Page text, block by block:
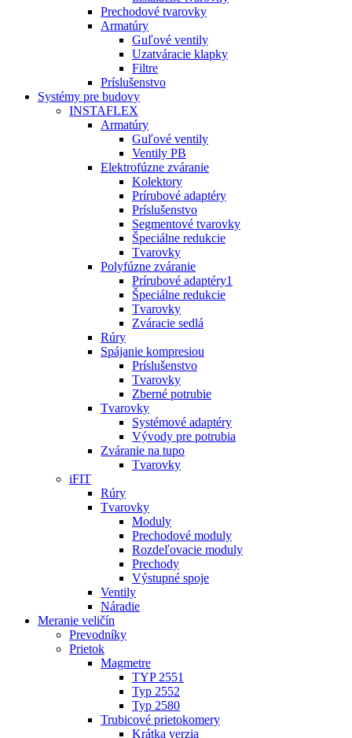
Prechodové tvarovky
Armatúry
Guľové ventily
Uzatváracie klapky
Filtre
Príslušenstvo
Systémy pre budovy
INSTAFLEX
Armatúry
Guľové ventily
Ventily PB
Elektrofúzne zváranie
Kolektory
Prírubové adaptéry
Príslušenstvo
Segmentové tvarovky
Špeciálne redukcie
Tvarovky
Polyfúzne zváranie
Prírubové adaptéry1
Špeciálne redukcie
Tvarovky
Zváracie sedlá
Rúry
Spájanie kompresiou
Príslušenstvo
Tvarovky
Zberné potrubie
Tvarovky
Systémové adaptéry
Vývody pre potrubia
Zváranie na tupo
Tvarovky
iFIT
Rúry
Tvarovky
Moduly
Prechodové moduly
Rozdeľovacie moduly
Prechody
Výstupné spoje
Ventily
Náradie
Meranie veličín
Prevodníky
Prietok
Magmetre
TYP 2551
Typ 2552
Typ 2580
Trubicové prietokomery
Krátka verzia